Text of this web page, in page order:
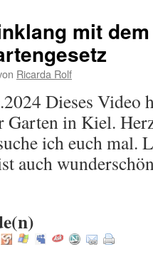
mit dem
Ricarda Rolf
Dieses Video
Garten in Kiel.
ich
auch